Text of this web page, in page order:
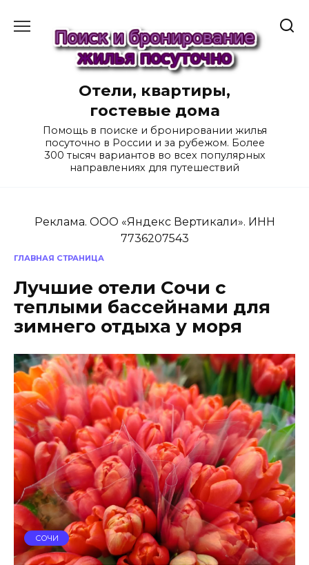
содержанию
Отели, квартиры,
гостевые дома
Помощь в поиске и бронировании жилья
посуточно в России и за рубежом. Более
300 тысяч вариантов во всех популярных
направлениях для путешествий
Реклама. ООО «Яндекс Вертикали». ИНН
7736207543
ГЛАВНАЯ СТРАНИЦА
Лучшие отели Сочи с
теплыми бассейнами для
зимнего отдыха у моря
СОЧИ